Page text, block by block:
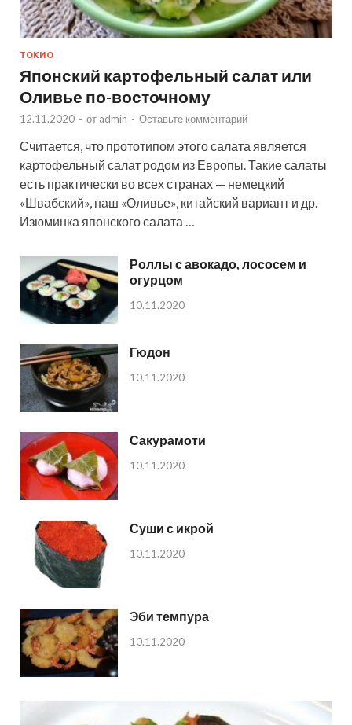
ТОКИО
Японский картофельный салат или
Оливье по-восточному
12.11.2020 - от admin - Оставьте комментарий
Считается, что прототипом этого салата является
картофельный салат родом из Европы. Такие салаты
есть практически во всех странах — немецкий
«Швабский», наш «Оливье», китайский вариант и др.
Изюминка японского салата …
Роллы с авокадо, лососем и
огурцом
10.11.2020
Гюдон
10.11.2020
Сакурамоти
10.11.2020
Суши с икрой
10.11.2020
Эби темпура
10.11.2020